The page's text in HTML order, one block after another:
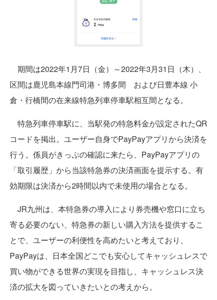
期間は2022年1月7日（金）～2022年3月31日（木）、
区間は鹿児島本線門司港・博多間 および日豊本線 小
倉・行橋間の在来線特急列車停車駅相互間となる。
特急列車停車駅に、当駅発の特急料金が設定されたQR
コードを掲出。ユーザー自身でPayPayアプリから決済を
行う。係員がきっぷの確認に来たら、PayPayアプリの
「取引履歴」から当該特急券の決済画面を提示する。有
効期限は決済から2時間以内で未使用の場合となる。
JR九州は、本特急券の導入により券売機や窓口に立ち
寄る必要のない、特急券の新しい購入方法を提供するこ
とで、ユーザーの利便性を高めたいと考えており、
PayPayは、日本全国どこでも安心してキャッシュレスで
買い物ができる世界の実現を目指し、キャッシュレス決
済の拡大を図っていきたいとの考えから。